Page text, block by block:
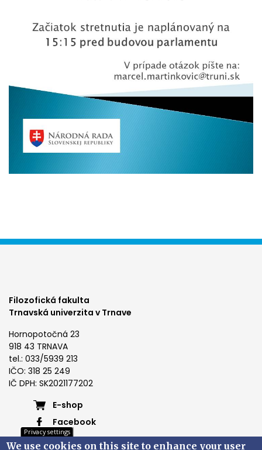
Filozofická fakulta
Trnavská univerzita v Trnave
Hornopotočná 23
918 43 TRNAVA
tel.: 033/5939 213
IČO: 318 25 249
IČ DPH: SK2021177202
Footer
menu
E-shop
Facebook
Instagram
Privacy settings
We use cookies on this site to enhance your user